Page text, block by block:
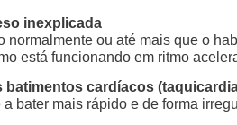
inexplicada
normalmente ou até mais que o
está funcionando em ritmo
batimentos cardíacos
bater mais rápido e de forma